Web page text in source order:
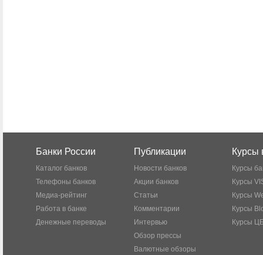
Банки России
Каталог банков
Телефоны банков
Медиа-рейтинг
Работа в банке
Денежные переводы
Публикации
Новости банков
Акции банков
Статьи
Комментарии
Интервью
Обзор прессы
Валютные обзоры
Курсы
Курсы
Курсы
Курсы
Курсы
Курсы